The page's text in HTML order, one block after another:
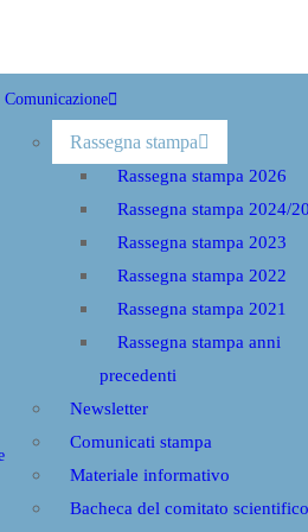
Comunicazione
Rassegna stampa
Rassegna stampa 2026
Rassegna stampa 2024/
Rassegna stampa 2023
Rassegna stampa 2022
Rassegna stampa 2021
Rassegna stampa anni
precedenti
Newsletter
Comunicati stampa
Materiale informativo
Bacheca del comitato scientifico